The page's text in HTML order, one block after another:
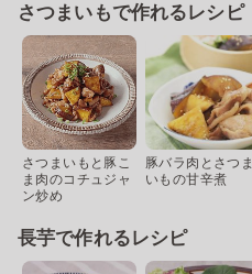
さつまいもで作れるレシピ
さつまいもと豚こ
ま肉のコチュジャ
ン炒め
豚バラ肉とさつま
いもの甘辛煮
長芋で作れるレシピ